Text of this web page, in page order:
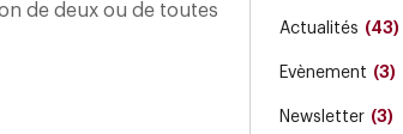
de deux ou de toutes
Actualités (43)
Evènement (3)
Newsletter (3)